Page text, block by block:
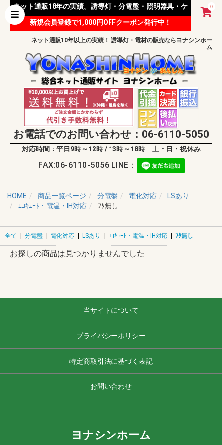
0
ネット通販18年の実績。誘導灯・分電盤・照明器具・ケ
ーブル等 様々な資材を取り扱っています。
新規会員登録で1,000円OFFクーポン発行中！
ネット通販10年以上の実績！ 誘導灯・電材の販売ならヨナシンホー
ム
お電話でのお問い合わせ：06-6110-5050
対応時間：平日9時～12時 / 13時～18時 土・日・祝休み
FAX:06-6110-5056 LINE：
HOME 商品一覧ページ 分電盤 電化対応
LSあり
ｴｺｷｭｰﾄ・電温・IH対応
ﾌﾀ無し
全て | 分電盤 | 電化対応 | LSあり | ｴｺｷｭｰﾄ・電温・IH対応 | ﾌﾀ無し
お探しの商品は見つかりませんでした
当サイトについて
プライバシーポリシー
特定商取引法に基づく表記
お問い合わせ
ヨナシンホーム